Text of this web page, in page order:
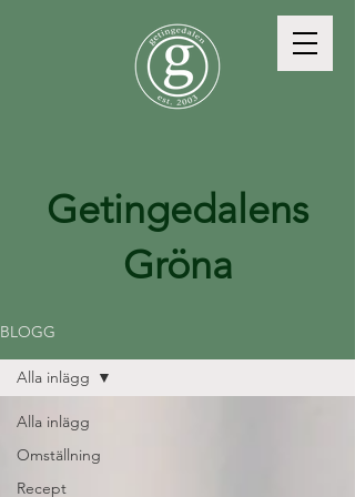
Getingedalens
Gröna
BLOGG
Alla inlägg
Omställning
Recept
Alla inlägg